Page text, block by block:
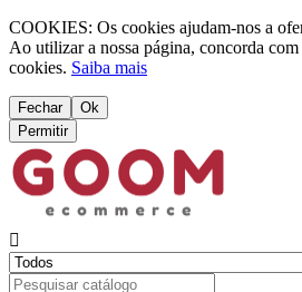
COOKIES: Os cookies ajudam-nos a
Ao utilizar a nossa página, concorda
cookies. Saiba mais
Fechar
Ok
Permitir
